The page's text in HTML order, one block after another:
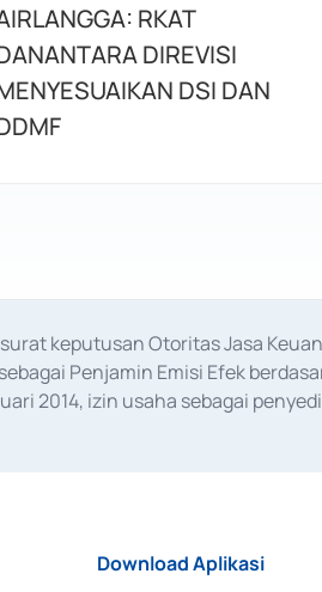
RKAT
DIREVISI
DSI DAN
keputusan Otoritas Jasa
Penjamin Emisi Efek
2014, izin usaha sebagai
Download Aplikasi